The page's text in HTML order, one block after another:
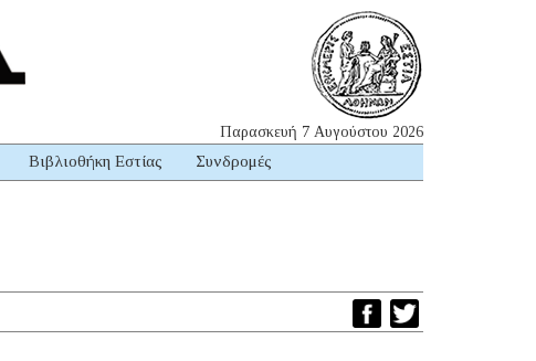
Παρασκευή 7 Αυγούστου 2026
Βιβλιοθήκη Εστίας Συνδρομές